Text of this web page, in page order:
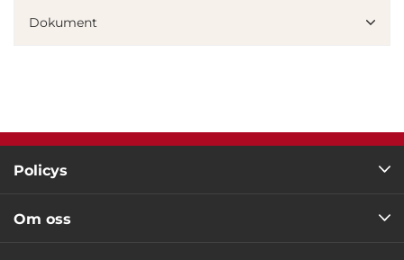
Marknadsföring
Dokument
Policys
Om oss